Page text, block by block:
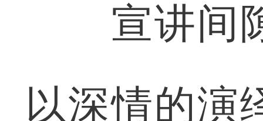
宣讲间隙
以深情的演